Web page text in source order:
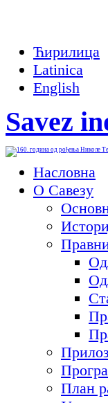
Ћирилица
Latinica
English
Savez
Насловна
О Савезу
План